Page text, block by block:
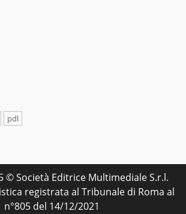
pdl
© Società Editrice Multimediale S.r.l.
registrata al Tribunale di Roma al
n°805 del 14/12/2021